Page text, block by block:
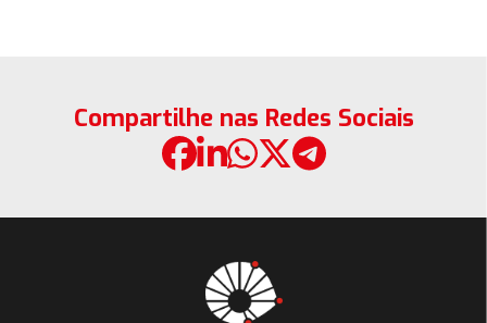
Compartilhe nas Redes Sociais